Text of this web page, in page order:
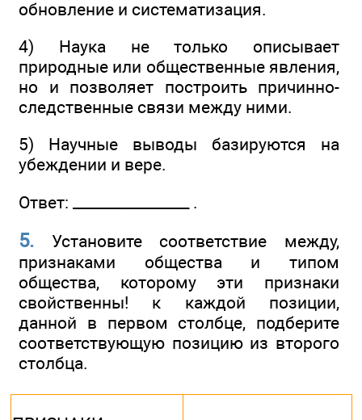
обновление и систематизация.
4) Наука не только описывает
природные или общественные явления,
но и позволяет построить причинно-
следственные связи между ними.
5) Научные выводы базируются на
убеждении и вере.
Ответ: ________________ .
5. Установите соответствие между,
признаками общества и типом
общества, которому эти признаки
свойственны! к каждой позиции,
данной в первом столбце, подберите
соответствующую позицию из второго
столбца.